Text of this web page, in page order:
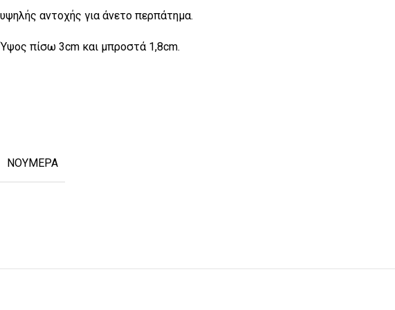
υψηλής αντοχής για άνετο περπάτημα.
Ύψος πίσω 3cm και μπροστά 1,8cm.
ΝΟΥΜΕΡΑ